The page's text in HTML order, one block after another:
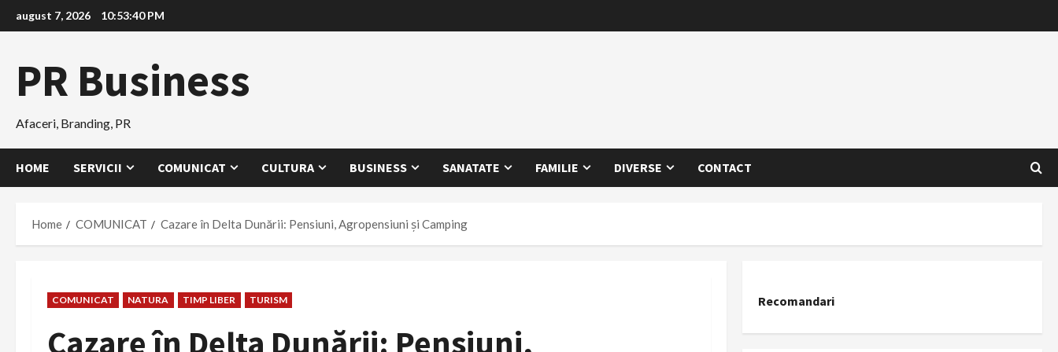
to
august 7, 2026 10:53:41 PM
PR Business
Afaceri, Branding, PR
HOME SERVICII COMUNICAT CULTURA BUSINESS SANATATE FAMILIE DIVERSE CONTACT
Home COMUNICAT Cazare în Delta Dunării: Pensiuni, Agropensiuni și Camping
COMUNICAT NATURA TIMP LIBER TURISM
Cazare în Delta Dunării: Pensiuni,
Recomandari